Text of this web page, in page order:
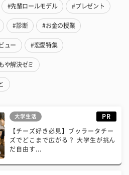
#先輩ロールモデル #プレゼント
#診断 #お金の授業
ュー #恋愛特集
や解決ゼミ
大学生活 PR
【チーズ好き必見】ブッラータチー
ズでどこまで広がる？ 大学生が挑ん
だ自由す...